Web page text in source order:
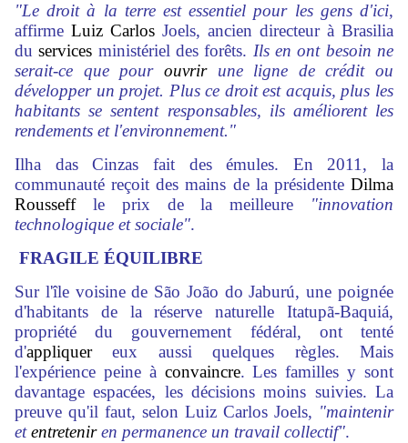
"Le droit à la terre est essentiel pour les gens d'ici,
affirme Luiz Carlos Joels, ancien directeur à Brasilia
duservices ministériel des forêts. Ils en ont besoin ne
serait-ce que pour ouvrirune ligne de crédit ou
développer un projet. Plus ce droit est acquis, plus les
habitants se sentent responsables, ils améliorent les
rendements et l'environnement."
Ilha das Cinzas fait des émules. En 2011, la
communauté reçoit des mains de la présidente Dilma
Rousseffle prix de la meilleure "innovation
technologique et sociale".
FRAGILE ÉQUILIBRE
Sur l'île voisine de São João do Jaburú, une poignée
d'habitants de la réserve naturelle Itatupã-Baquiá,
propriété du gouvernement fédéral, ont tenté
d'appliquereux aussi quelques règles. Mais
l'expérience peine à convaincre. Les familles y sont
davantage espacées, les décisions moins suivies. La
preuve qu'il faut, selon Luiz Carlos Joels, "maintenir
etentreteniren permanence un travail collectif".